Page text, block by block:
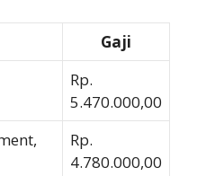
Gaji
Rp.
5.470.000,00
Rp.
4.780.000,00